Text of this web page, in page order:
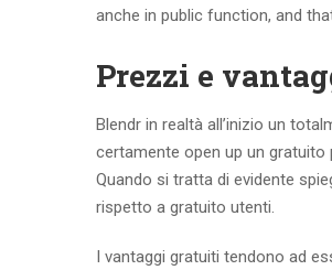
anche in public function, and
Prezzi e
Blendr in realtà all’inizio un
certamente open up un
Quando si tratta di evidente
rispetto a gratuito utenti.
I vantaggi gratuiti tendono ad